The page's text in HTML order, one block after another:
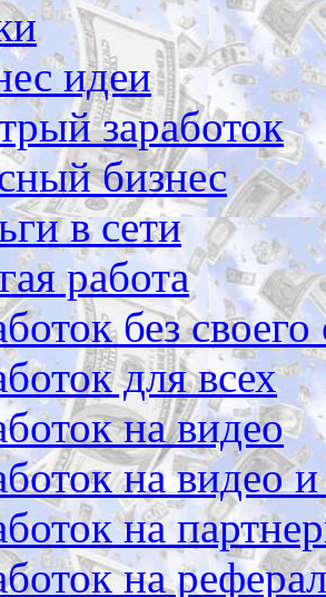
идеи
заработок
бизнес
в сети
работа
без своего
для всех
на видео
на видео
на
на